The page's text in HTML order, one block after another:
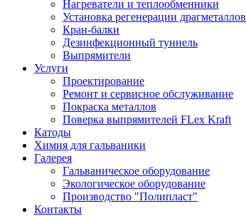
Нагреватели и теплообменники
Установка регенерации драгметаллов
Кран-балки
Дезинфекционный туннель
Выпрямители
Услуги
Проектирование
Ремонт и сервисное обслуживание
Покраска металлов
Поверка выпрямителей FLex Kraft
Катоды
Химия для гальваники
Галерея
Гальваническое оборудование
Экологическое оборудование
Производство "Полипласт"
Контакты